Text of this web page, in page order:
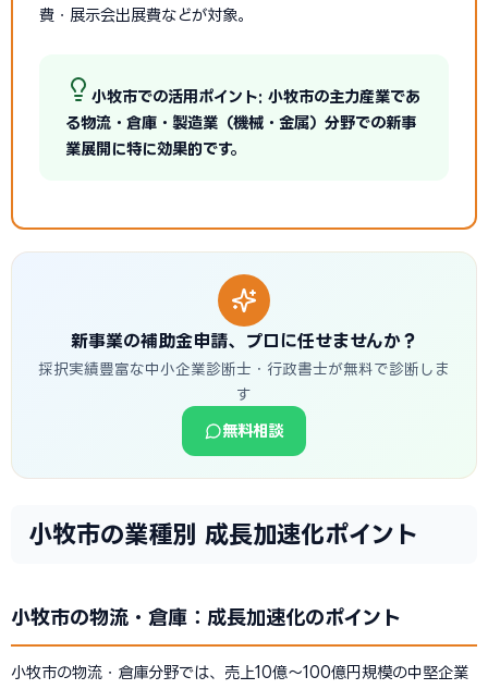
費・展示会出展費などが対象。
小牧市での活用ポイント: 小牧市の主力産業であ
る物流・倉庫・製造業（機械・金属）分野での新事
業展開に特に効果的です。
新事業の補助金申請、プロに任せませんか？
採択実績豊富な中小企業診断士・行政書士が無料で診断しま
す
無料相談
小牧市の業種別 成長加速化ポイント
小牧市の物流・倉庫：成長加速化のポイント
小牧市の物流・倉庫分野では、売上10億〜100億円規模の中堅企業